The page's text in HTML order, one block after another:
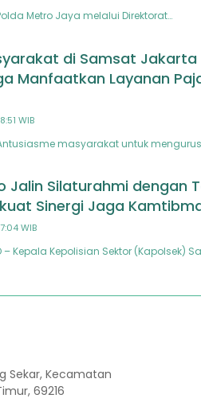
Metro Jaya melalui Direktorat…
di Samsat Jakarta
Manfaatkan Layanan
WIB
Antusiasme masyarakat untuk
Jalin Silaturahmi dengan
Sinergi Jaga
WIB
– Kepala Kepolisian Sektor (Kapolsek)
Sekar, Kecamatan
69216